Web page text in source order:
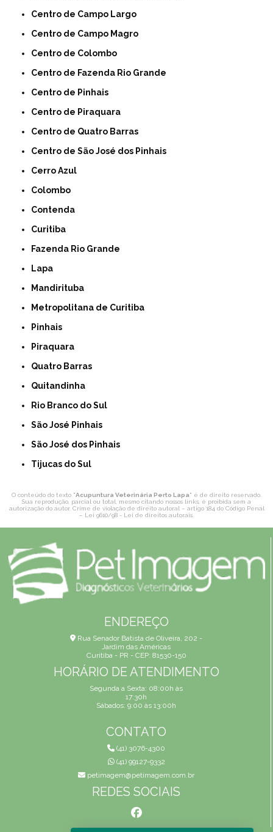
Centro de Campo Largo
Centro de Campo Magro
Centro de Colombo
Centro de Fazenda Rio Grande
Centro de Pinhais
Centro de Piraquara
Centro de Quatro Barras
Centro de São José dos Pinhais
Cerro Azul
Colombo
Contenda
Curitiba
Fazenda Rio Grande
Lapa
Mandirituba
Metropolitana de Curitiba
Pinhais
Piraquara
Quatro Barras
Quitandinha
Rio Branco do Sul
São José Pinhais
São José dos Pinhais
Tijucas do Sul
O conteúdo do texto "Acupuntura Veterinária Perto Lapa" é de direito reservado.
Sua reprodução, parcial ou total, mesmo citando nossos links, é proibida sem a
autorização do autor. Crime de violação de direito autoral – artigo 184 do Código Penal
– Lei 9610/98 - Lei de direitos autorais
ENDEREÇO
Rua Senador Batista de Oliveira, 202 -
Jardim das Américas
Curitiba - PR - CEP: 81530-150
HORÁRIO DE ATENDIMENTO
Segunda a Sexta: 08:00h às
17:30h
Sábados: 9:00 às 13:00h
CONTATO
(41) 3076-4300
(41) 99127-9332
petimagem@petimagem.com.br
REDES SOCIAIS